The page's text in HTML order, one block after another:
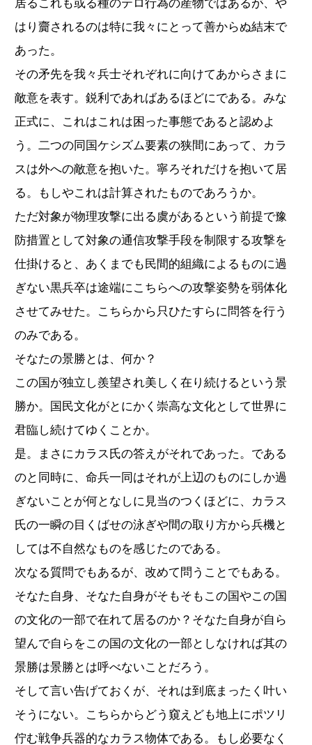
居るこれも或る種のテロ行為の産物ではあるが、や
はり齎されるのは特に我々にとって善からぬ結末で
あった。
その矛先を我々兵士それぞれに向けてあからさまに
敵意を表す。鋭利であればあるほどにである。みな
正式に、これはこれは困った事態であると認めよ
う。二つの同国ケシズム要素の狭間にあって、カラ
スは外への敵意を抱いた。寧ろそれだけを抱いて居
る。もしやこれは計算されたものであろうか。
ただ対象が物理攻撃に出る虞があるという前提で豫
防措置として対象の通信攻撃手段を制限する攻撃を
仕掛けると、あくまでも民間的組織によるものに過
ぎない黒兵卒は途端にこちらへの攻撃姿勢を弱体化
させてみせた。こちらから只ひたすらに問答を行う
のみである。
そなたの景勝とは、何か？
この国が独立し羨望され美しく在り続けるという景
勝か。国民文化がとにかく崇高な文化として世界に
君臨し続けてゆくことか。
是。まさにカラス氏の答えがそれであった。である
のと同時に、命兵一同はそれが上辺のものにしか過
ぎないことが何となしに見当のつくほどに、カラス
氏の一瞬の目くばせの泳ぎや間の取り方から兵機と
しては不自然なものを感じたのである。
次なる質問でもあるが、改めて問うことでもある。
そなた自身、そなた自身がそもそもこの国やこの国
の文化の一部で在れて居るのか？そなた自身が自ら
望んで自らをこの国の文化の一部としなければ其の
景勝は景勝とは呼べないことだろう。
そして言い告げておくが、それは到底まったく叶い
そうにない。こちらからどう窺えども地上にポツリ
佇む戦争兵器的なカラス物体である。もし必要なく